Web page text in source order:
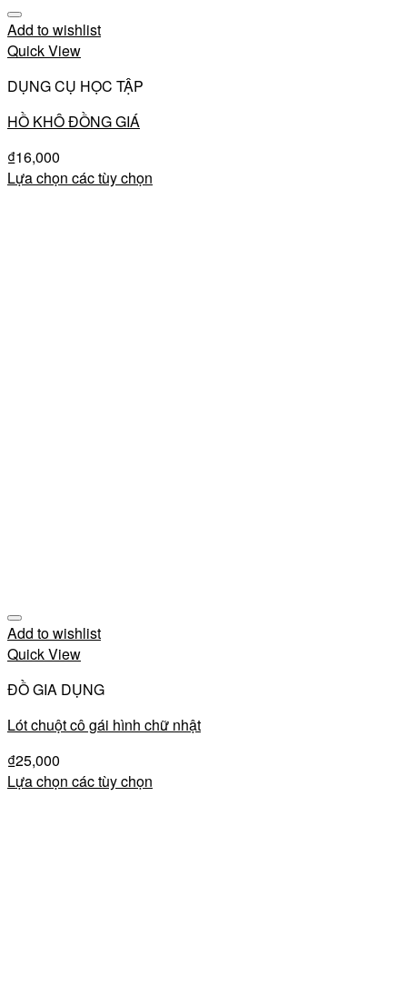
Add to wishlist
Quick View
DỤNG CỤ HỌC TẬP
HỒ KHÔ ĐỒNG GIÁ
₫16,000
Lựa chọn các tùy chọn
Add to wishlist
Quick View
ĐỒ GIA DỤNG
Lót chuột cô gái hình chữ nhật
₫25,000
Lựa chọn các tùy chọn